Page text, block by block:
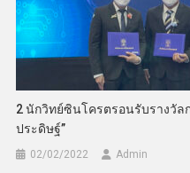
2 นักวิทย์ซินโครตรอนรับรางวัล
ประดิษฐ์”
02/02/2022 Admin